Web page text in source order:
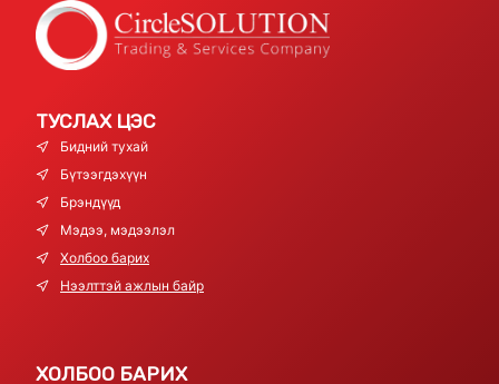
ТУСЛАХ ЦЭС
Бидний тухай
Бүтээгдэхүүн
Брэндүүд
Мэдээ, мэдээлэл
Холбоо барих
Нээлттэй ажлын байр
ХОЛБОО БАРИХ